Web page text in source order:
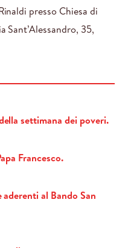
presso Chiesa di
Sant’Alessandro, 35,
settimana dei poveri.
Francesco.
al Bando San